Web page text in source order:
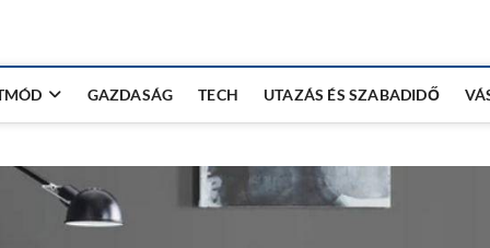
GAZDASÁG TECH UTAZÁS ÉS SZABADIDŐ